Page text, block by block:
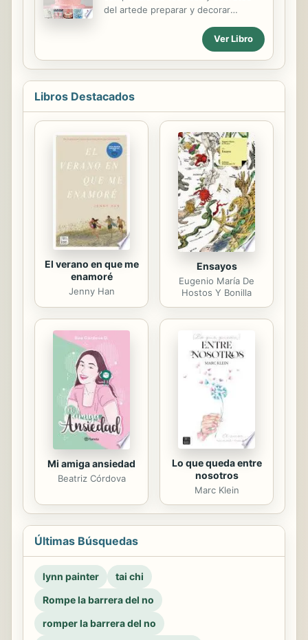
máximo su olla de cocción lenta, lo
importante es tener en cuenta que
funciona de manera más efectiva
cuando se trata de una preparación
avanzada. Especialmente si tienes
poco tiempo, preparar todos los...
del artede preparar y decorar
esperando.Compilado por la experta
decoradora Marcela Capó, propone
en cuatro capítulos un recorrido
didáctico estructurado de acuerdo a
las principales materias primas y
pasteles: pasta americana, glasé real
y piping. Partiendo de ellas, la autora
enseña a modelar ﬁguras, ﬂores,
bordes y terminaciones, adornos
centrales para tortas de bodas y
ﬁestas de 15, el uso adecuado de
cortantes y moldes, etc. Este libro se
transforma...
Ver Libro
Libros Destacados
El verano en que me
enamoré
Jenny Han
Ensayos
Eugenio María De
Hostos Y Bonilla
Mi amiga ansiedad
Beatriz Córdova
Lo que queda entre
nosotros
Marc Klein
Últimas Búsquedas
lynn painter
tai chi
Rompe la barrera del no
romper la barrera del no